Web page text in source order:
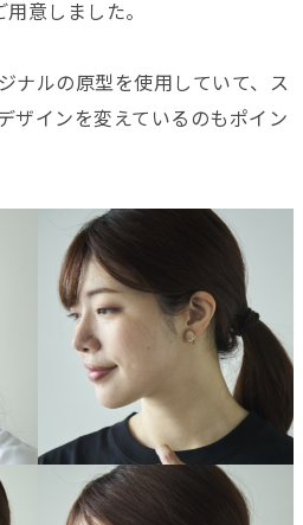
意しました。
ナルの原型を使用していて、ス
ザインを変えているのもポイン